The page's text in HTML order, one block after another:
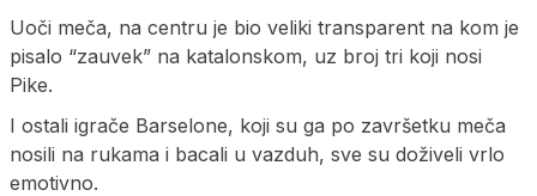
Uoči meča, na centru je bio veliki transparent na kom je
pisalo “zauvek” na katalonskom, uz broj tri koji nosi
Pike.
I ostali igrače Barselone, koji su ga po završetku meča
nosili na rukama i bacali u vazduh, sve su doživeli vrlo
emotivno.